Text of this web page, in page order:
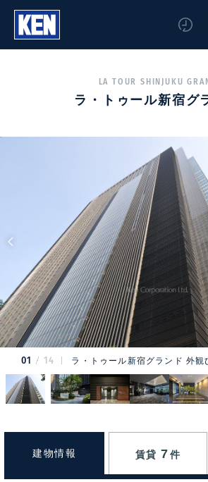
LA TOUR SHINJUKU
ラ・トゥール新宿グ
01 14 ラ・トゥール新宿グランド 外観
建物情報 賃貸 7 件